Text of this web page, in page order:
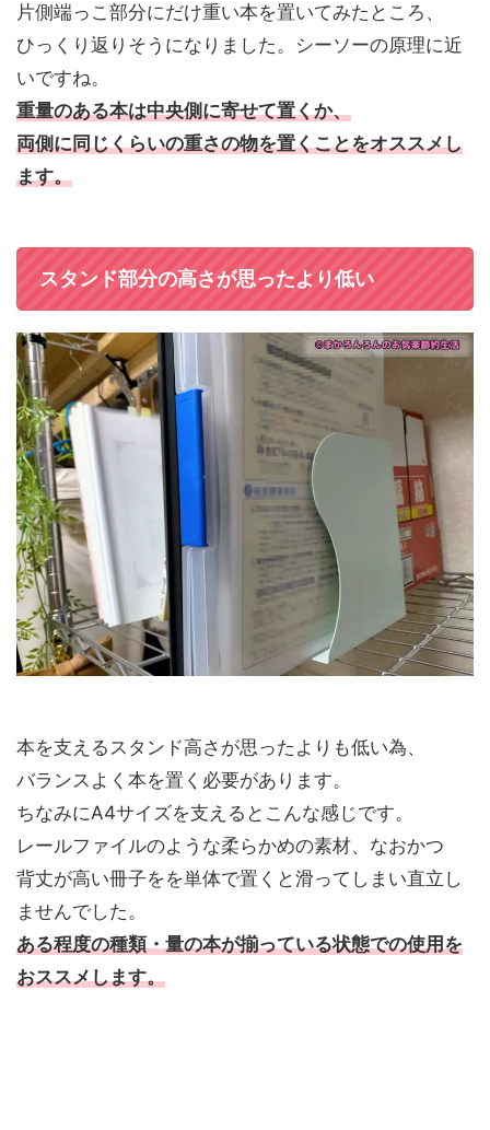
片側端っこ部分にだけ重い本を置いてみたところ、
ひっくり返りそうになりました。シーソーの原理に近
いですね。
重量のある本は中央側に寄せて置くか、
両側に同じくらいの重さの物を置くことをオススメし
ます。
スタンド部分の高さが思ったより低い
本を支えるスタンド高さが思ったよりも低い為、
バランスよく本を置く必要があります。
ちなみにA4サイズを支えるとこんな感じです。
レールファイルのような柔らかめの素材、なおかつ
背丈が高い冊子をを単体で置くと滑ってしまい直立し
ませんでした。
ある程度の種類・量の本が揃っている状態での使用を
おススメします。